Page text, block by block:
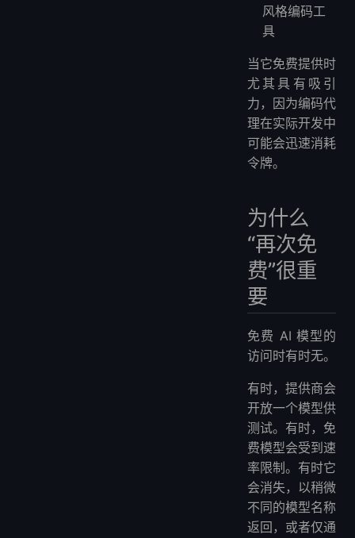
风格编码工
具
当它免费提供时
尤其具有吸引
力，因为编码代
理在实际开发中
可能会迅速消耗
令牌。
为什么
“再次免
费”很重
要
免费 AI 模型的
访问时有时无。
有时，提供商会
开放一个模型供
测试。有时，免
费模型会受到速
率限制。有时它
会消失，以稍微
不同的模型名称
返回，或者仅通